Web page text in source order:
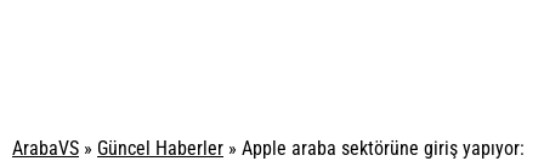
ArabaVS » Güncel Haberler » Apple araba sektörüne giriş yapıyor: